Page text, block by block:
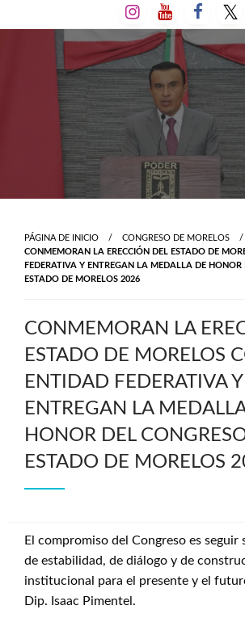
al
PÁGINA DE INICIO
CONGRESO DE MORELOS
CONMEMORAN LA ERECCIÓN DEL ESTADO DE
FEDERATIVA Y ENTREGAN LA MEDALLA DE HONOR
ESTADO DE MORELOS 2026
CONMEMORAN LA
ESTADO DE MORELOS
ENTIDAD FEDERATIVA Y
ENTREGAN LA
HONOR DEL
ESTADO DE MORELOS
⁠El compromiso del Congreso es seguir
de estabilidad, de diálogo y de
institucional para el presente y el
Dip. Isaac Pimentel.